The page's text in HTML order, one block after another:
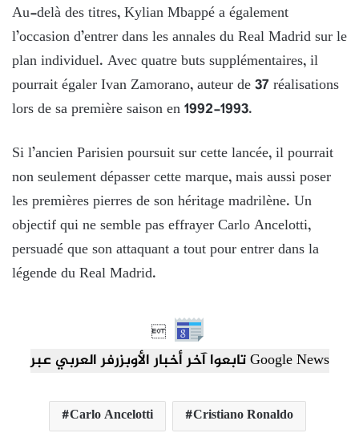
Au-delà des titres, Kylian Mbappé a également
l’occasion d’entrer dans les annales du Real Madrid sur le
plan individuel. Avec quatre buts supplémentaires, il
pourrait égaler Ivan Zamorano, auteur de 37 réalisations
lors de sa première saison en 1992-1993.
Si l’ancien Parisien poursuit sur cette lancée, il pourrait
non seulement dépasser cette marque, mais aussi poser
les premières pierres de son héritage madrilène. Un
objectif qui ne semble pas effrayer Carlo Ancelotti,
persuadé que son attaquant a tout pour entrer dans la
légende du Real Madrid.

تابعوا آخر أخبار الأوبزرفر العربي عبر Google News
Carlo Ancelotti
Cristiano Ronaldo